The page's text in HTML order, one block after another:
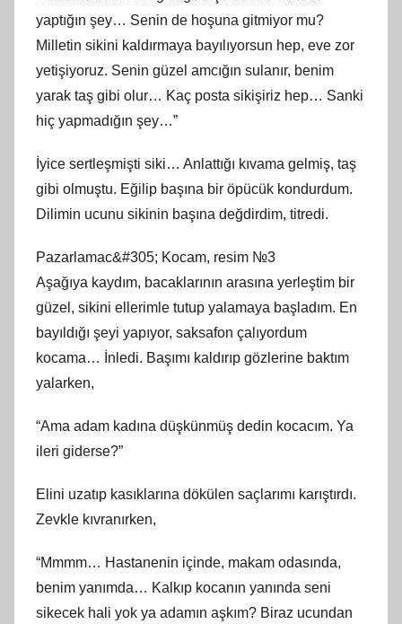
yaptığın şey… Senin de hoşuna gitmiyor mu?
Milletin sikini kaldırmaya bayılıyorsun hep, eve zor
yetişiyoruz. Senin güzel amcığın sulanır, benim
yarak taş gibi olur… Kaç posta sikişiriz hep… Sanki
hiç yapmadığın şey…”
İyice sertleşmişti siki… Anlattığı kıvama gelmiş, taş
gibi olmuştu. Eğilip başına bir öpücük kondurdum.
Dilimin ucunu sikinin başına değdirdim, titredi.
Pazarlamac&#305; Kocam, resim №3
Aşağıya kaydım, bacaklarının arasına yerleştim bir
güzel, sikini ellerimle tutup yalamaya başladım. En
bayıldığı şeyi yapıyor, saksafon çalıyordum
kocama… İnledi. Başımı kaldırıp gözlerine baktım
yalarken,
“Ama adam kadına düşkünmüş dedin kocacım. Ya
ileri giderse?”
Elini uzatıp kasıklarına dökülen saçlarımı karıştırdı.
Zevkle kıvranırken,
“Mmmm… Hastanenin içinde, makam odasında,
benim yanımda… Kalkıp kocanın yanında seni
sikecek hali yok ya adamın aşkım? Biraz ucundan